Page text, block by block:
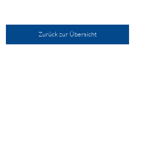
Zurück zur Übersicht